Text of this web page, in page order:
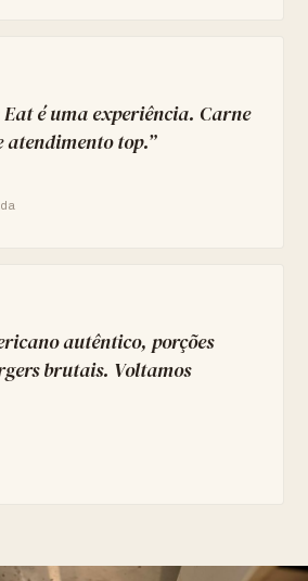
Eat é uma experiência. Carne
atendimento top.”
autêntico, porções
brutais. Voltamos